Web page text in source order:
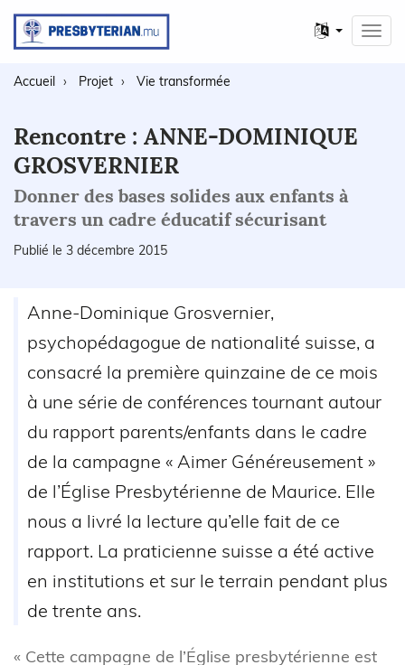
Autres
langues
Accueil Projet Vie transformée
Rencontre : ANNE-DOMINIQUE
GROSVERNIER
Donner des bases solides aux enfants à
travers un cadre éducatif sécurisant
Publié le 3 décembre 2015
Anne-Dominique Grosvernier,
psychopédagogue de nationalité suisse, a
consacré la première quinzaine de ce mois
à une série de conférences tournant autour
du rapport parents/enfants dans le cadre
de la campagne « Aimer Généreusement »
de l’Église Presbytérienne de Maurice. Elle
nous a livré la lecture qu’elle fait de ce
rapport. La praticienne suisse a été active
en institutions et sur le terrain pendant plus
de trente ans.
« Cette campagne de l’Église presbytérienne est